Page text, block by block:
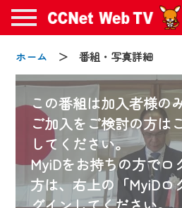
ホーム ＞ 番組・写真詳細
この番組は加入者様の
ご加入をご検討の方は
してください。
MyiDをお持ちの方でロ
方は、右上の「MyiDロ
お知